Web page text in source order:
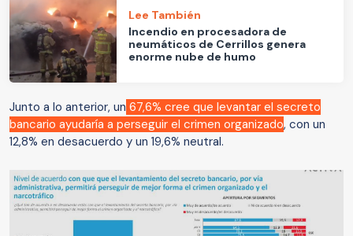
Lee También
Incendio en procesadora de
neumáticos de Cerrillos genera
enorme nube de humo
Junto a lo anterior, un 67,6% cree que levantar el secreto
bancario ayudaría a perseguir el crimen organizado, con un
12,8% en desacuerdo y un 19,6% neutral.